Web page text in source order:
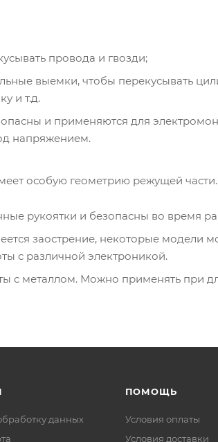
провода и гвозди;
выемки, чтобы перекусывать
и т.д.
и применяются для
напряжением.
особую геометрию режущей части.
рукоятки и безопасны во время
заострение, некоторые модели
с различной электроникой.
с металлом. Можно применять при
данных
ПОМОЩЬ
Условия оплаты
Условия доставки